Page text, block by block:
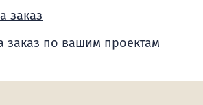
заказ
заказ по вашим проектам